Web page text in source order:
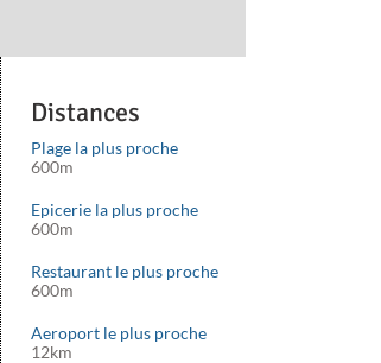
Mapbox©OpenStreetMap
Distances
Plage la plus proche
600m
Epicerie la plus proche
600m
Restaurant le plus proche
600m
Aeroport le plus proche
12km